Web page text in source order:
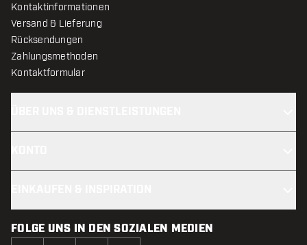
Kontaktinformationen
Versand & Lieferung
Rücksendungen
Zahlungsmethoden
Kontaktformular
FOLGE UNS IN DEN SOZIALEN MEDIEN